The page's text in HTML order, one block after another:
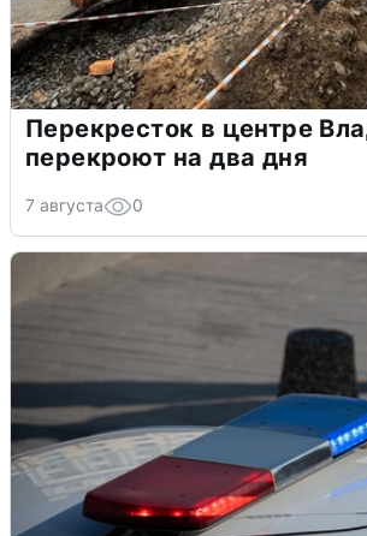
Перекресток в центре
перекроют на два дня
7 августа 0